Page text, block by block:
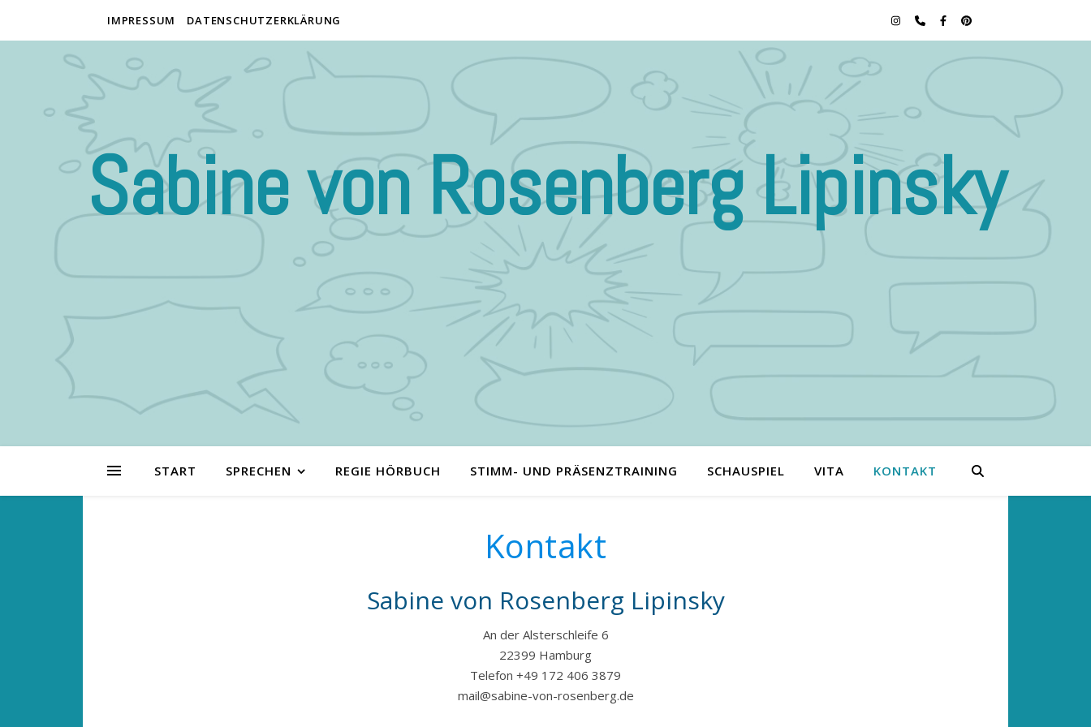
IMPRESSUM DATENSCHUTZERKLÄRUNG
Sabine von Rosenberg Lipinsky
START SPRECHEN REGIE HÖRBUCH STIMM- UND PRÄSENZTRAINING SCHAUSPIEL VITA KONTAKT
Kontakt
Sabine von Rosenberg Lipinsky
An der Alsterschleife 6
22399 Hamburg
Telefon +49 172 406 3879
mail@sabine-von-rosenberg.de